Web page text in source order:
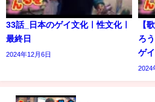
33話_日本のゲイ文化ㅣ性文化ㅣ
最終日
2024年12月6日
【
ろ
ゲ
2024